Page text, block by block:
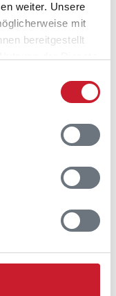
weiter. Unsere
mit
bereitgestellt
Preis angezeigt
Zeitraum